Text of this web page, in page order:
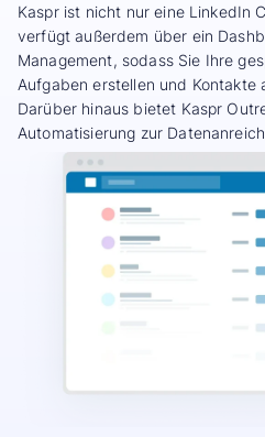
Kaspr ist nicht nur eine LinkedIn
verfügt außerdem über ein
Management, sodass Sie Ihre
Aufgaben erstellen und Kontakte
Darüber hinaus bietet Kaspr
Automatisierung zur